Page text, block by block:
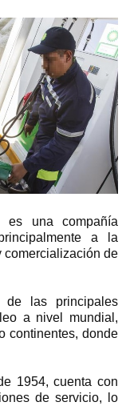
es una compañía
a la
comercialización de
las principales
a nivel mundial,
continentes, donde
1954, cuenta con
de servicio, lo